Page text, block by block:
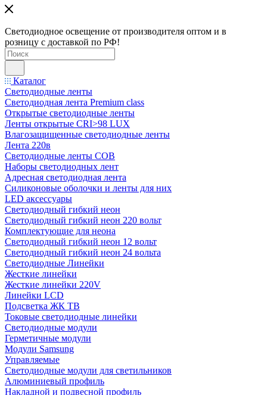
Светодиодное освещение от производителя оптом и в
розницу с доставкой по РФ!
Каталог
Светодиодные ленты
Светодиодная лента Premium class
Открытые светодиодные ленты
Ленты открытые CRI>98 LUX
Влагозащищенные светодиодные ленты
Лента 220в
Светодиодные ленты COB
Наборы светодиодных лент
Адресная светодиодная лента
Силиконовые оболочки и ленты для них
LED аксессуары
Светодиодный гибкий неон
Светодиодный гибкий неон 220 вольт
Комплектующие для неона
Светодиодный гибкий неон 12 вольт
Светодиодный гибкий неон 24 вольта
Светодиодные Линейки
Жесткие линейки
Жесткие линейки 220V
Линейки LCD
Подсветка ЖК ТВ
Токовые светодиодные линейки
Светодиодные модули
Герметичные модули
Модули Samsung
Управляемые
Светодиодные модули для светильников
Алюминиевый профиль
Накладной и подвесной профиль